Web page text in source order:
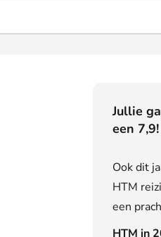
Jullie
een 7,9!
Ook dit
HTM
een
HTM in